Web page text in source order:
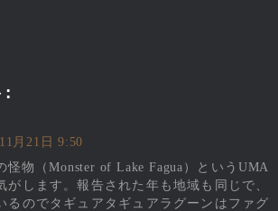
:
月21日 9:50
怪物（Monster of Lake Fagua）というUMA
がします。報告された年も地域も同じで、
るのでタギュアタギュアラグーンはファグ